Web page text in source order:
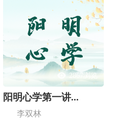
2867浏览
阳明心学第一讲...
李双林